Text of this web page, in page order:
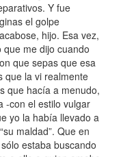
Y fue
el golpe
hijo. Esa vez,
me dijo cuando
que sepas que esa
que la vi realmente
que hacía a menudo,
-con el estilo vulgar
yo la había llevado a
maldad”. Que en
estaba buscando